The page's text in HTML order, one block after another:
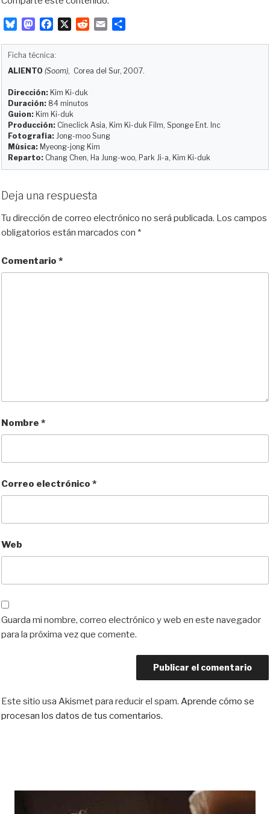
u
s
k
y
M
o
d
o
n
b
o
o
k
X
i
l
a
r
Ficha técnica:
ALIENTO (Soom), Corea del Sur, 2007.
Dirección: Kim Ki-duk
Duración: 84 minutos
Guion: Kim Ki-duk
Producción: Cineclick Asia, Kim Ki-duk Film, Sponge Ent. Inc
Fotografía: Jong-moo Sung
Música: Myeong-jong Kim
Reparto: Chang Chen, Ha Jung-woo, Park Ji-a, Kim Ki-duk
Deja una respuesta
Tu dirección de correo electrónico no será publicada. Los campos
obligatorios están marcados con *
Comentario *
Nombre *
Correo electrónico *
Web
Guarda mi nombre, correo electrónico y web en este navegador
para la próxima vez que comente.
Este sitio usa Akismet para reducir el spam. Aprende cómo se
procesan los datos de tus comentarios.